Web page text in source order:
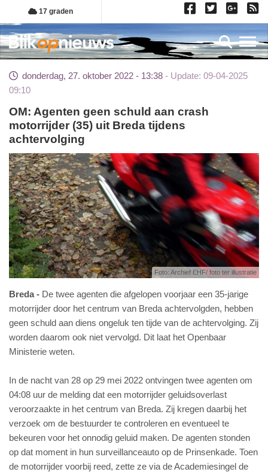
Overslaan
en
naar
de
gaan
17 graden
donderdag, 27. oktober 2022 - 13:38
Update: 09-04-2025
09:10
OM: Agenten geen schuld aan crash
motorrijder (35) uit Breda tijdens
achtervolging
Foto: Archief EHF/ foto ter illustratie
Breda
De twee agenten die afgelopen voorjaar een 35-jarige
motorrijder door het centrum van Breda achtervolgden, hebben
geen schuld aan diens ongeluk ten tijde van de achtervolging. Zij
worden daarom ook niet vervolgd. Dit laat het Openbaar
Ministerie weten.
In de nacht van 28 op 29 mei 2022 ontvingen twee agenten om
04:08 uur de melding dat een motorrijder geluidsoverlast
veroorzaakte in het centrum van Breda. Zij kregen daarbij het
verzoek om de bestuurder te controleren en eventueel te
bekeuren voor het onnodig geluid maken. De agenten stonden
op dat moment in hun surveillanceauto op de Prinsenkade. Toen
de motorrijder voorbij reed, zette ze via de Academiesingel de